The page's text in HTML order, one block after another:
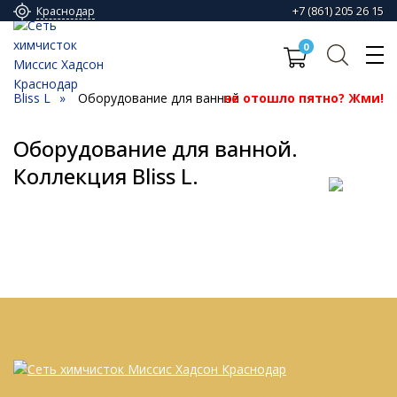
+7 (861) 205 26 15
Краснодар
0
не отошло пятно? Жми!
Bliss L Оборудование для ванной
Оборудование для ванной.
Коллекция Bliss L.